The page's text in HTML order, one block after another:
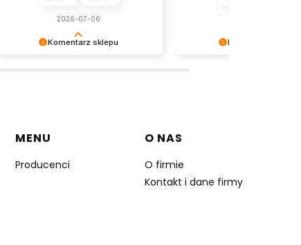
Komentarz sklepu
2026-07-06
Komentarz sklepu
MENU
Producenci
O NAS
O firmie
Kontakt i dane firmy